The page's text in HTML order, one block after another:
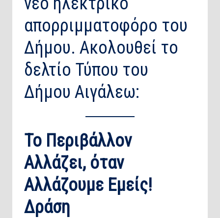
απορριμματοφόρο του
Δήμου. Ακολουθεί το
δελτίο Τύπου του
Δήμου Αιγάλεω:
Το Περιβάλλον
Αλλάζει, όταν
Αλλάζουμε Εμείς!
Δράση